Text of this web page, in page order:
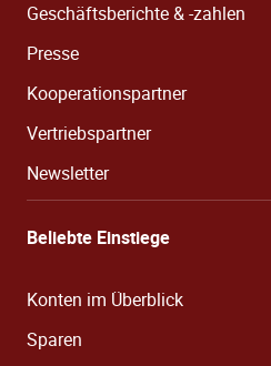
Geschäftsberichte & -zahlen
Presse
Kooperationspartner
Vertriebspartner
Newsletter
Beliebte Einstiege
Konten im Überblick
Sparen